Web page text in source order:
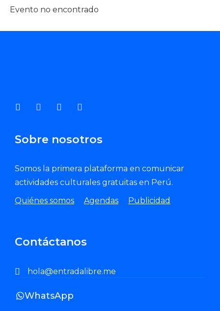
Evento no encontrado
Sobre nosotros
Somos la primera plataforma en comunicar
actividades culturales gratuitas en Perú.
Quiénes somos
Agendas Publicidad
Contáctanos
hola@entradalibre.me
WhatsApp